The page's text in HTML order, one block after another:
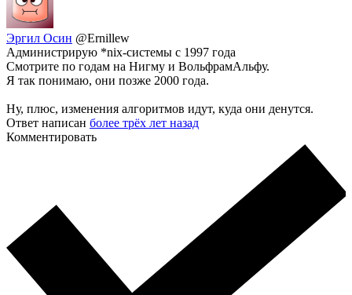
Эргил Осин @Ernillew
Администрирую *nix-системы с 1997 года
Смотрите по годам на Нигму и ВольфрамАльфу.
Я так понимаю, они позже 2000 года.
Ну, плюс, изменения алгоритмов идут, куда они денутся.
Ответ написан более трёх лет назад
Комментировать